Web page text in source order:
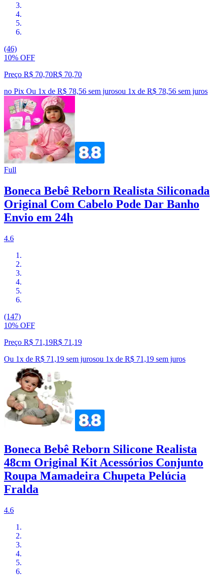
(46)
10% OFF
Preço R$ 70,70R$ 70,70
no Pix Ou 1x de R$ 78,56 sem jurosou 1x de R$ 78,56 sem juros
Full
Boneca Bebê Reborn Realista Siliconada
Original Com Cabelo Pode Dar Banho
Envio em 24h
4.6
(147)
10% OFF
Preço R$ 71,19R$ 71 ,19
Ou 1x de R$ 71,19 sem jurosou 1x de R$ 71,19 sem juros
Boneca Bebê Reborn Silicone Realista
48cm Original Kit Acessórios Conjunto
Roupa Mamadeira Chupeta Pelúcia
Fralda
4.6